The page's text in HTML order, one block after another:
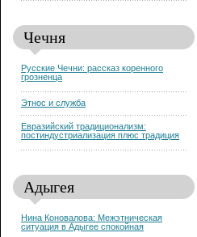
Чечня
Русские Чечни: рассказ коренного
грозненца
Этнос и служба
Евразийский традиционализм:
постиндустриализация плюс традиция
Адыгея
Нина Коновалова: Межэтническая
ситуация в Адыгее спокойная